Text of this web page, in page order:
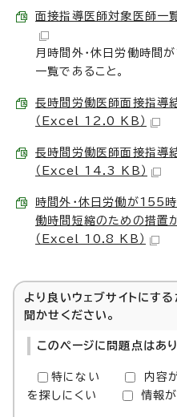
面接指導医師対象医師一
月時間外・休日労働時間
一覧であること。
長時間労働医師面接指導
（Excel 12.0 KB）
長時間労働医師面接指導
（Excel 14.3 KB）
時間外・休日労働が155
働時間短縮のための措置
（Excel 10.8 KB）
より良いウェブサイトにす
聞かせください。
このページに問題点はあ
特にない 内容
を探しにくい
情報